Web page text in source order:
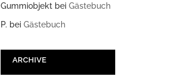
Gummiobjekt beiGästebuch
P. beiGästebuch
ARCHIVE